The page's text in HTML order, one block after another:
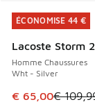
ÉCONOMISE 44 €
Lacoste Storm
Homme Chaussures
Wht - Silver
Cet article est
€ 65,00€
ÉCONOMISE 44 €